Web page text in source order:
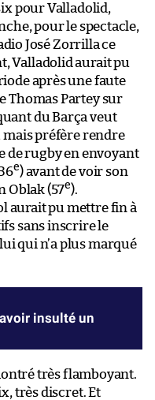
pour Valladolid,
pour le spectacle,
José Zorrilla ce
Valladolid aurait pu
après une faute
Thomas Partey sur
du Barça veut
préfère rendre
de rugby en envoyant
e) avant de voir son
Oblak (57e).
aurait pu mettre fin à
sans inscrire le
qui n’a plus marqué
insulté un
très flamboyant.
très discret. Et